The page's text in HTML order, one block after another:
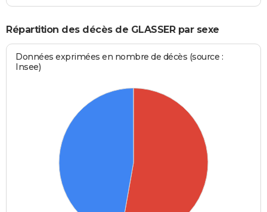
Répartition des décès de GLASSER par sexe
Données exprimées en nombre de décès (source :
Insee)